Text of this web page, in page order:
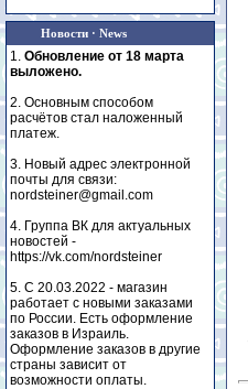
Новости · News
1. Обновление от 18 марта
выложено.
2. Основным способом
расчётов стал наложенный
платеж.
3. Новый адрес электронной
почты для связи:
nordsteiner@gmail.com
4. Группа ВК для актуальных
новостей -
https://vk.com/nordsteiner
5. С 20.03.2022 - магазин
работает с новыми заказами
по России. Есть оформление
заказов в Израиль.
Оформление заказов в другие
страны зависит от
возможности оплаты.